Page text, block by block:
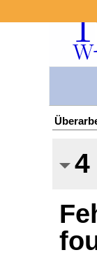
4